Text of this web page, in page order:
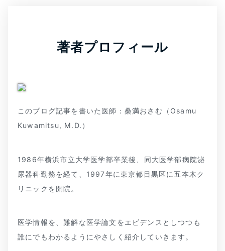
著者プロフィール
このブログ記事を書いた医師：桑満おさむ（Osamu
Kuwamitsu, M.D.）
1986年横浜市立大学医学部卒業後、同大医学部病院泌
尿器科勤務を経て、1997年に東京都目黒区に五本木ク
リニックを開院。
医学情報を、難解な医学論文をエビデンスとしつつも
誰にでもわかるようにやさしく紹介していきます。